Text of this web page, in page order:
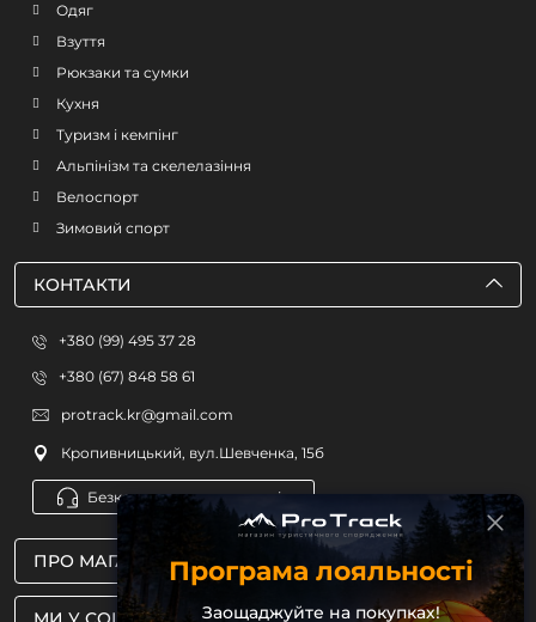
ПРО МАГАЗИН
Одяг
Взуття
Рюкзаки та сумки
Кухня
Туризм і кемпінг
Альпінізм та скелелазіння
Велоспорт
Зимовий спорт
КОНТАКТИ
+380 (99) 495 37 28
+380 (67) 848 58 61
protrack.kr@gmail.com
Кропивницький, вул.Шевченка, 15б
Безкоштовна консультація
Програма лояльності
Заощаджуйте на покупках!